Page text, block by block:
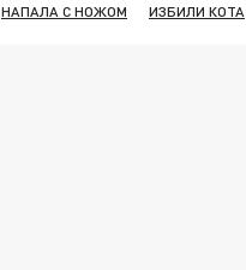
НАПАЛА С НОЖОМ ИЗБИЛИ КОТА